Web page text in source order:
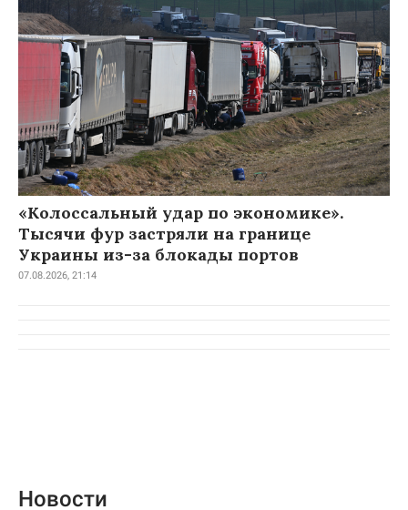
«Колоссальный удар по экономике».
Тысячи фур застряли на границе
Украины из-за блокады портов
07.08.2026, 21:14
Новости